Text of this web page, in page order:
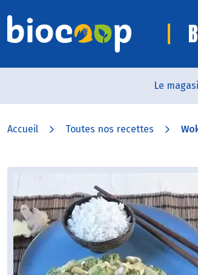
Le
Accueil Toutes nos recettes